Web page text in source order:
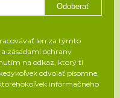
Odoberať
len za týmto
zásadami ochrany
na odkaz, ktorý ti
odvolať písomne,
informačného